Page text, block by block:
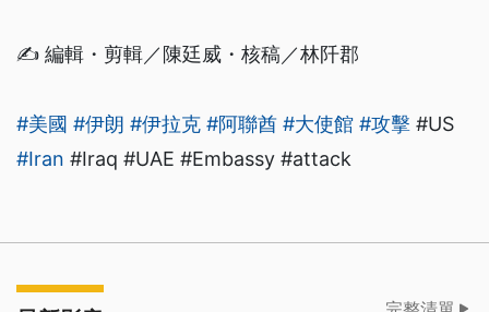
✍️ 編輯・剪輯／陳廷威・核稿／林阡郡
#美國 #伊朗 #伊拉克 #阿聯酋 #大使館 #攻擊 #US
#Iran #Iraq #UAE #Embassy #attack